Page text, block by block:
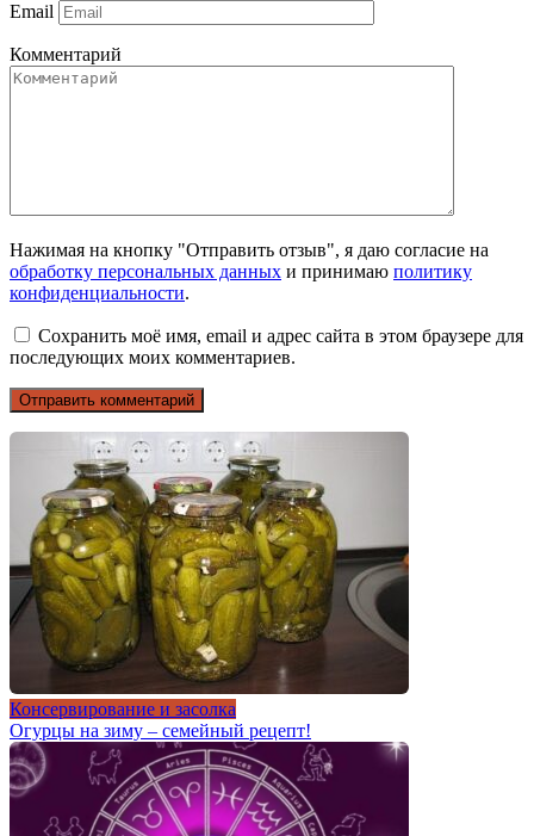
Email
Комментарий
Нажимая на кнопку "Отправить отзыв", я даю согласие на
обработку персональных данных и принимаю политику
конфиденциальности.
Сохранить моё имя, email и адрес сайта в этом браузере для
последующих моих комментариев.
Консервирование и засолка
Огурцы на зиму – семейный рецепт!